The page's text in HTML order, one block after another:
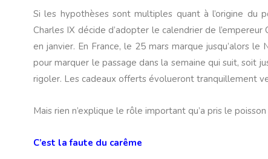
Si les hypothèses sont multiples quant à l’origine du
Charles IX décide d’adopter le calendrier de
en janvier. En France, le 25 mars marque jusqu’alors
pour marquer le passage dans la semaine qui suit, soit
rigoler. Les cadeaux offerts évolueront tranquillement
Mais rien n’explique le rôle important qu’a pris le
C’est la faute du carême